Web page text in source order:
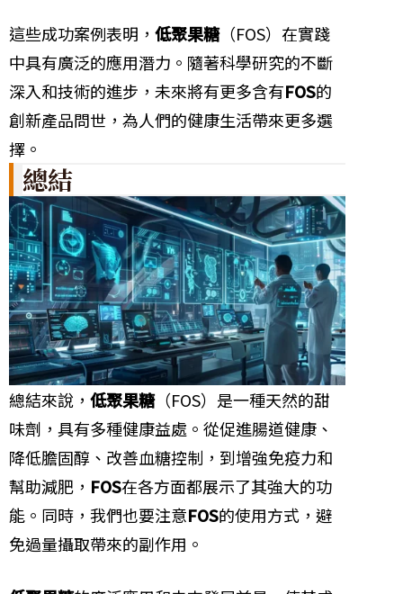
這些成功案例表明， 低聚果糖（FOS）在實踐
中具有廣泛的應用潛力。隨著科學研究的不斷
深入和技術的進步，未來將有更多含有FOS的
創新產品問世，為人們的健康生活帶來更多選
擇。
總結
總結來說， 低聚果糖（FOS）是一種天然的甜
味劑，具有多種健康益處。從促進腸道健康、
降低膽固醇、改善血糖控制，到增強免疫力和
幫助減肥， FOS在各方面都展示了其強大的功
能。同時，我們也要注意FOS的使用方式，避
免過量攝取帶來的副作用。